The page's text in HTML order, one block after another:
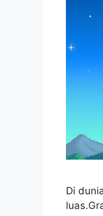
Di